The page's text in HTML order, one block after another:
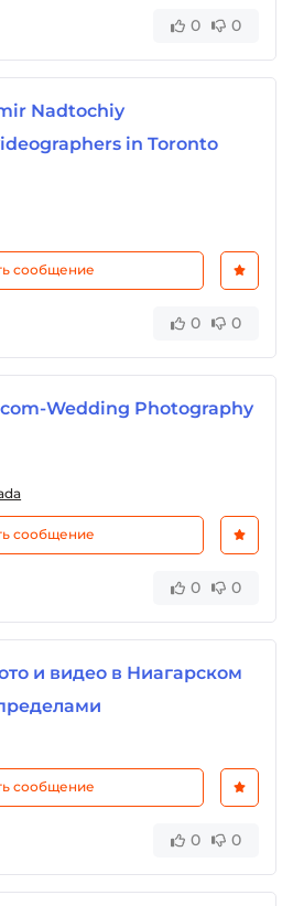
0 0
Nadtochiy
in Toronto
сообщение
0 0
Wedding Photography
сообщение
0 0
и видео в Ниагарском
сообщение
0 0